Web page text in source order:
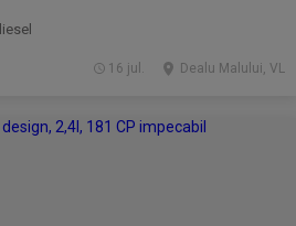
Dealu Malului, VL
16 jul.